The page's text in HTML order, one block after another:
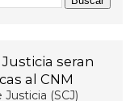
seran
al CNM
(SCJ)